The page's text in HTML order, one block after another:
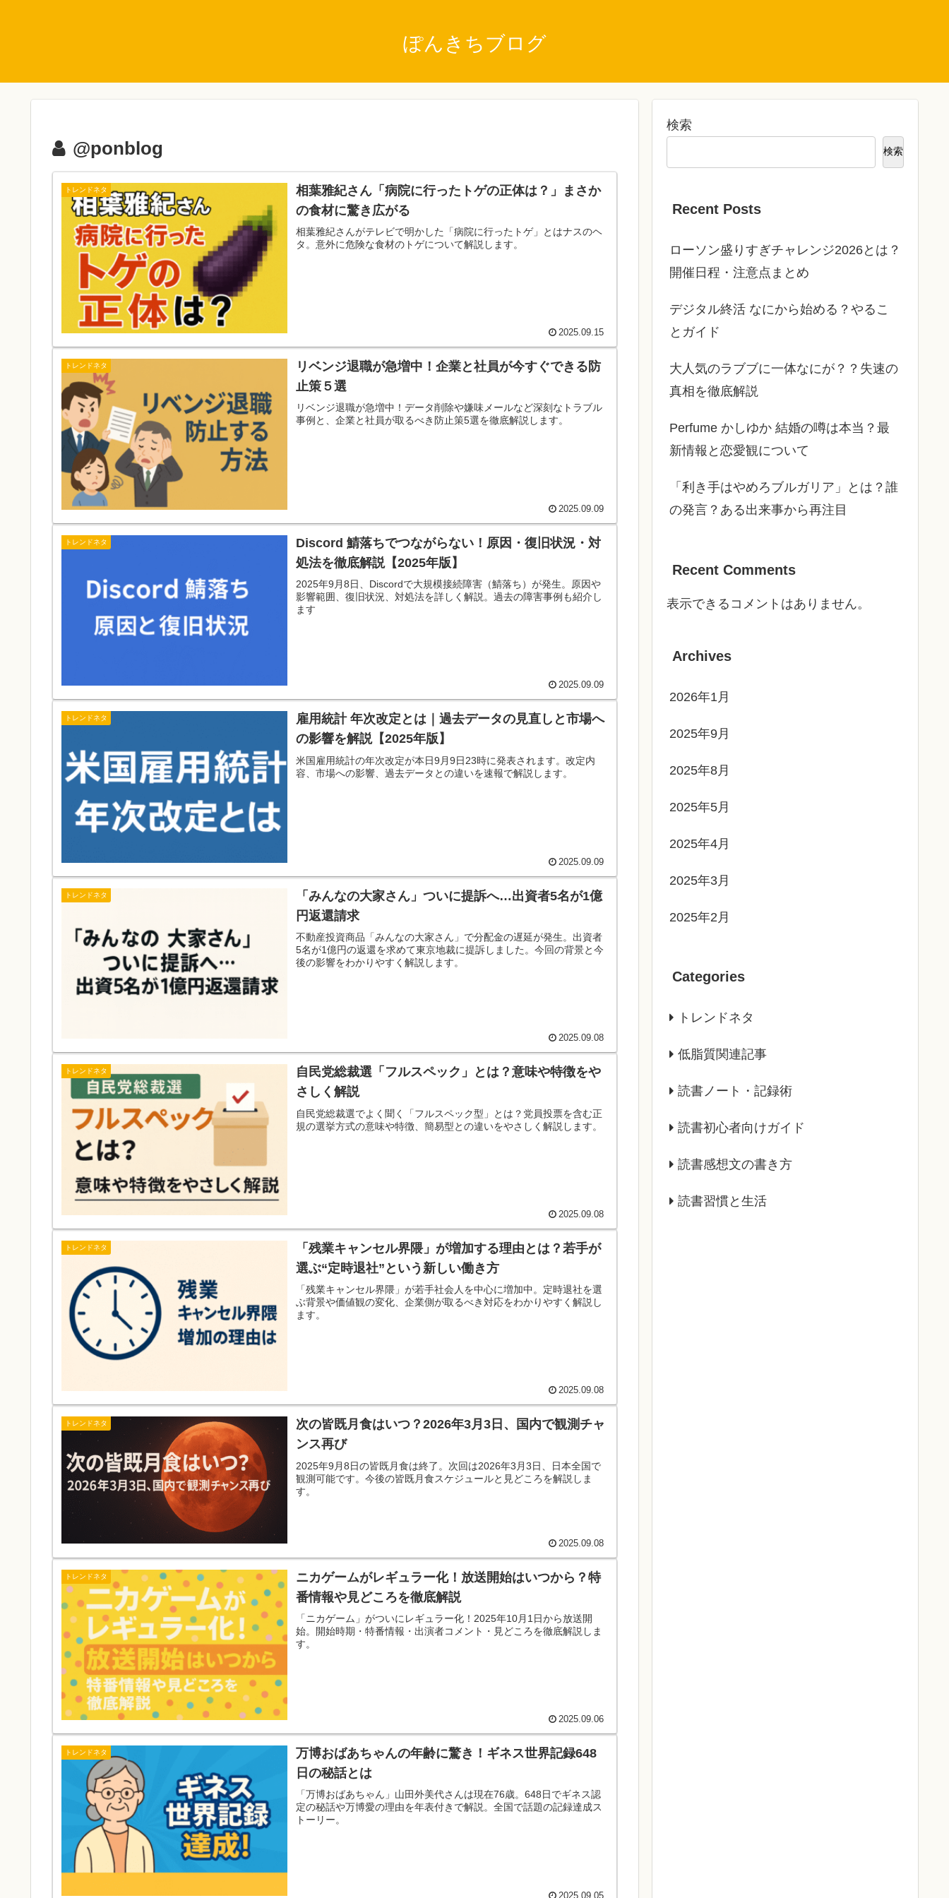
ぽんきちブログ
@ponblog
トレンドネタ
相葉雅紀さん「病院に行ったトゲの正体は？」まさか
の食材に驚き広がる
相葉雅紀さんがテレビで明かした「病院に行ったトゲ」とはナスのヘ
タ。意外に危険な食材のトゲについて解説します。
2025.09.15
トレンドネタ
リベンジ退職が急増中！企業と社員が今すぐできる防
止策５選
リベンジ退職が急増中！データ削除や嫌味メールなど深刻なトラブル
事例と、企業と社員が取るべき防止策5選を徹底解説します。
2025.09.09
トレンドネタ
Discord 鯖落ちでつながらない！原因・復旧状況・対
処法を徹底解説【2025年版】
2025年9月8日、Discordで大規模接続障害（鯖落ち）が発生。原因や
影響範囲、復旧状況、対処法を詳しく解説。過去の障害事例も紹介し
ます
2025.09.09
トレンドネタ
雇用統計 年次改定とは｜過去データの見直しと市場へ
の影響を解説【2025年版】
米国雇用統計の年次改定が本日9月9日23時に発表されます。改定内
容、市場への影響、過去データとの違いを速報で解説します。
2025.09.09
トレンドネタ
「みんなの大家さん」ついに提訴へ…出資者5名が1億
円返還請求
不動産投資商品「みんなの大家さん」で分配金の遅延が発生。出資者
5名が1億円の返還を求めて東京地裁に提訴しました。今回の背景と今
後の影響をわかりやすく解説します。
2025.09.08
トレンドネタ
自民党総裁選「フルスペック」とは？意味や特徴をや
さしく解説
自民党総裁選でよく聞く「フルスペック型」とは？党員投票を含む正
規の選挙方式の意味や特徴、簡易型との違いをやさしく解説します。
2025.09.08
トレンドネタ
「残業キャンセル界隈」が増加する理由とは？若手が
選ぶ“定時退社”という新しい働き方
「残業キャンセル界隈」が若手社会人を中心に増加中。定時退社を選
ぶ背景や価値観の変化、企業側が取るべき対応をわかりやすく解説し
ます。
2025.09.08
トレンドネタ
次の皆既月食はいつ？2026年3月3日、国内で観測チャ
ンス再び
2025年9月8日の皆既月食は終了。次回は2026年3月3日、日本全国で
観測可能です。今後の皆既月食スケジュールと見どころを解説しま
す。
2025.09.08
トレンドネタ
ニカゲームがレギュラー化！放送開始はいつから？特
番情報や見どころを徹底解説
「ニカゲーム」がついにレギュラー化！2025年10月1日から放送開
始。開始時期・特番情報・出演者コメント・見どころを徹底解説しま
す。
2025.09.06
トレンドネタ
万博おばあちゃんの年齢に驚き！ギネス世界記録648
日の秘話とは
「万博おばあちゃん」山田外美代さんは現在76歳。648日でギネス認
定の秘話や万博愛の理由を年表付きで解説。全国で話題の記録達成ス
トーリー。
2025.09.05
検索
検索
Recent Posts
ローソン盛りすぎチャレンジ2026とは？
開催日程・注意点まとめ
デジタル終活 なにから始める？やるこ
とガイド
大人気のラブブに一体なにが？？失速の
真相を徹底解説
Perfume かしゆか 結婚の噂は本当？最
新情報と恋愛観について
「利き手はやめろブルガリア」とは？誰
の発言？ある出来事から再注目
Recent Comments
表示できるコメントはありません。
Archives
2026年1月
2025年9月
2025年8月
2025年5月
2025年4月
2025年3月
2025年2月
Categories
トレンドネタ
低脂質関連記事
読書ノート・記録術
読書初心者向けガイド
読書感想文の書き方
読書習慣と生活